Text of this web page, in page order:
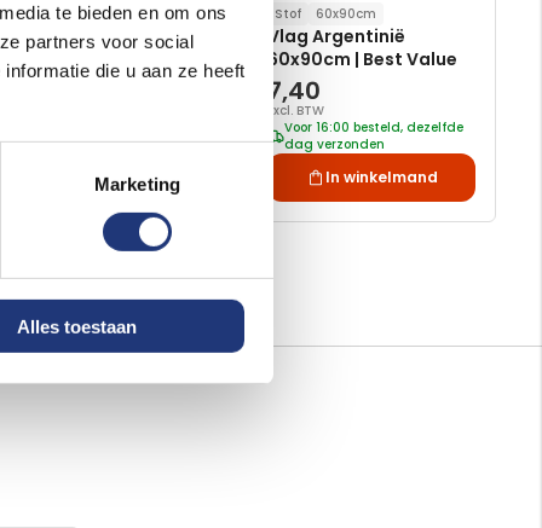
te bieden en om ons
partners voor social
die u aan ze heeft
Marketing
Alles toestaan
Stof 90x150cm
Vlag Argentinie
90x150cm | Best Value
dag verzonden
In winkelmand
Stof 60x90cm
Vlag Argentinië
60x90cm | Best Value
7,40
Excl. BTW
Voor 16:00 besteld, dezelfde
dag verzonden
In winkelmand